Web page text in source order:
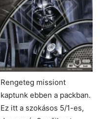
Rengeteg missiont
kaptunk ebben a packban.
Ez itt a szokásos 5/1-es,